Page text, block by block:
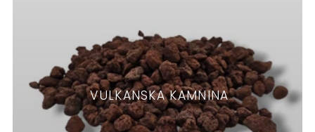
VULKANSKA KAMNINA